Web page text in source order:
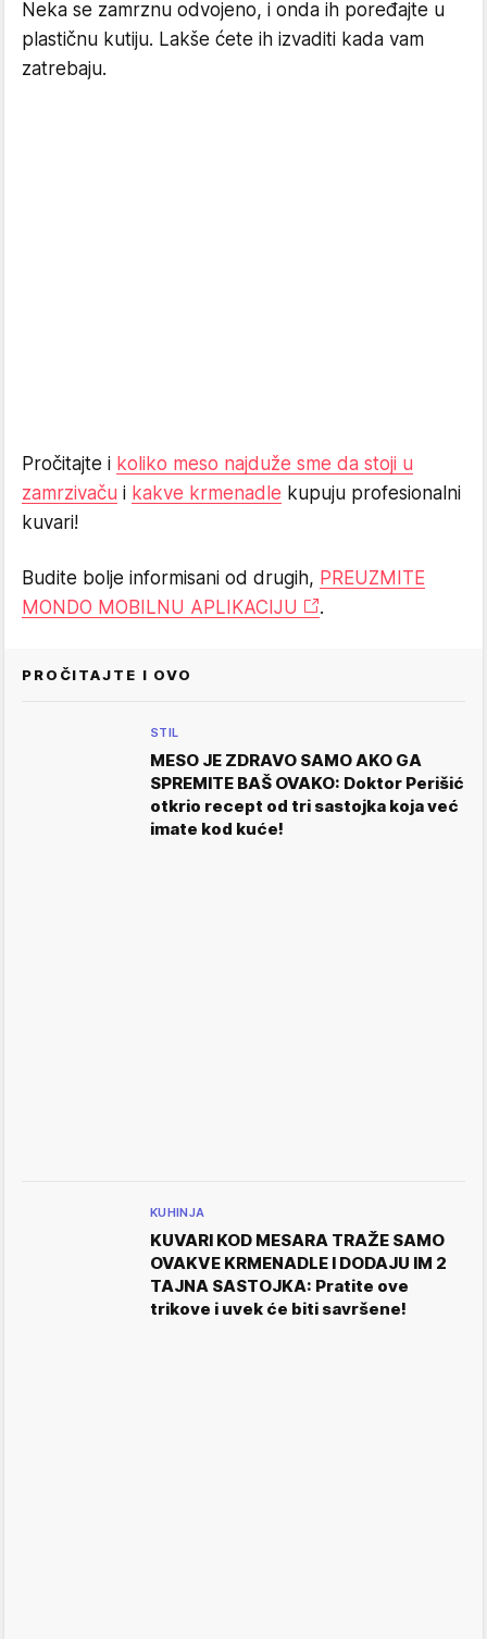
Neka se zamrznu odvojeno, i onda ih poređajte u
plastičnu kutiju. Lakše ćete ih izvaditi kada vam
zatrebaju.
Pročitajte i koliko meso najduže sme da stoji u
zamrzivaču i kakve krmenadle kupuju profesionalni
kuvari!
Budite bolje informisani od drugih, PREUZMITE
MONDO MOBILNU APLIKACIJU
.
PROČITAJTE I OVO
STIL
MESO JE ZDRAVO SAMO AKO GA
SPREMITE BAŠ OVAKO: Doktor Perišić
otkrio recept od tri sastojka koja već
imate kod kuće!
KUHINJA
KUVARI KOD MESARA TRAŽE SAMO
OVAKVE KRMENADLE I DODAJU IM 2
TAJNA SASTOJKA: Pratite ove
trikove i uvek će biti savršene!